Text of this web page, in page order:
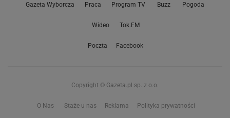
Gazeta Wyborcza Praca Program TV Buzz Pogoda
Wideo Tok.FM
Poczta Facebook
Copyright © Gazeta.pl sp. z o.o.
O Nas Staże u nas Reklama Polityka prywatności